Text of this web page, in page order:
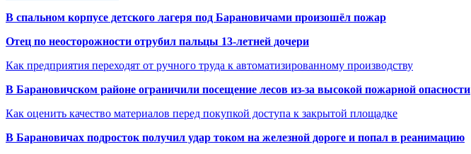
В спальном корпусе детского лагеря под Барановичами произошёл пожар
Отец по неосторожности отрубил пальцы 13-летней дочери
Как предприятия переходят от ручного труда к автоматизированному производству
В Барановичском районе ограничили посещение лесов из-за высокой пожарной опасности
Как оценить качество материалов перед покупкой доступа к закрытой площадке
В Барановичах подросток получил удар током на железной дороге и попал в реанимацию